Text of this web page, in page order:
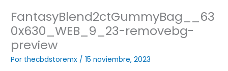
FantasyBlend2ctGummyBag__63
0x630_WEB_9_23-removebg-
preview
Por thecbdstoremx /15 noviembre, 2023